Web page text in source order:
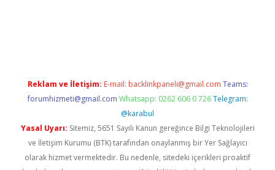
Reklam ve İletişim: E-mail: backlinkpaneli@gmail.com Teams:
forumhizmeti@gmail.com Whatsapp: 0262 606 0 726 Telegram:
@karabul
Yasal Uyarı: Sitemiz, 5651 Sayılı Kanun gereğince Bilgi Teknolojileri
ve İletişim Kurumu (BTK) tarafından onaylanmış bir Yer Sağlayıcı
olarak hizmet vermektedir. Bu nedenle, sitedeki içerikleri proaktif